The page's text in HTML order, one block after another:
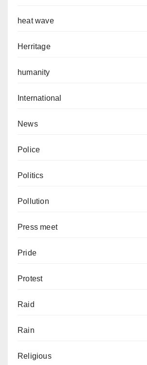
heat wave
Herritage
humanity
International
News
Police
Politics
Pollution
Press meet
Pride
Protest
Raid
Rain
Religious